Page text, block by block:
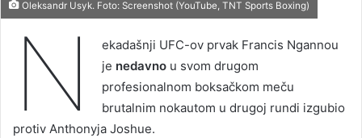
Oleksandr Usyk. Foto: Screenshot (YouTube, TNT Sports Boxing)
N
ekadašnji UFC-ov prvak Francis Ngannou
je nedavno u svom drugom
profesionalnom boksačkom meču
brutalnim nokautom u drugoj rundi izgubio
protiv Anthonyja Joshue.